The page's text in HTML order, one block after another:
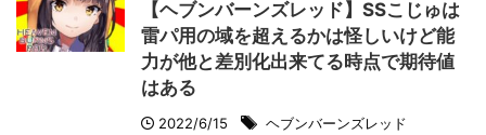
【ヘブンバーンズレッド】SSこじゅは
雷パ用の域を超えるかは怪しいけど能
力が他と差別化出来てる時点で期待値
はある
2022/6/15
ヘブンバーンズレッド